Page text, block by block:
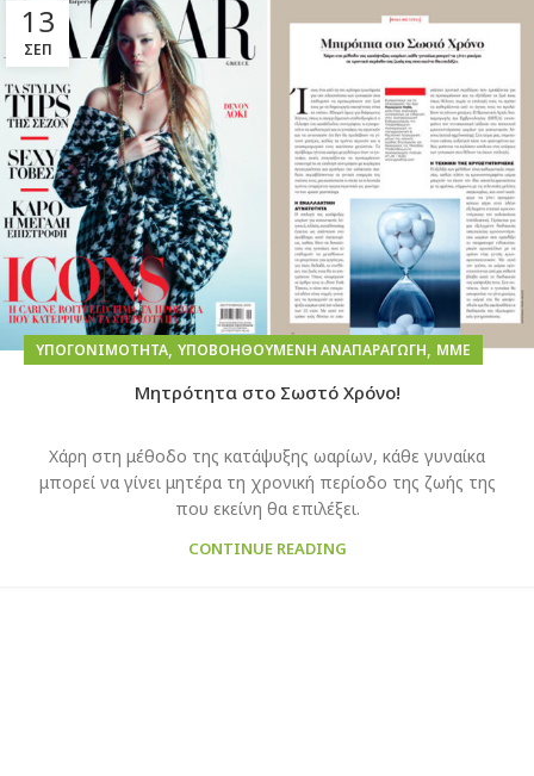
13
ΣΕΠ
ΥΠΟΓΟΝΙΜΌΤΗΤΑ, ΥΠΟΒΟΗΘΟΎΜΕΝΗ ΑΝΑΠΑΡΑΓΩΓΉ, ΜΜΕ
Μητρότητα στο Σωστό Χρόνο!
Χάρη στη μέθοδο της κατάψυξης ωαρίων, κάθε γυναίκα
μπορεί να γίνει μητέρα τη χρονική περίοδο της ζωής της
που εκείνη θα επιλέξει.
CONTINUE READING